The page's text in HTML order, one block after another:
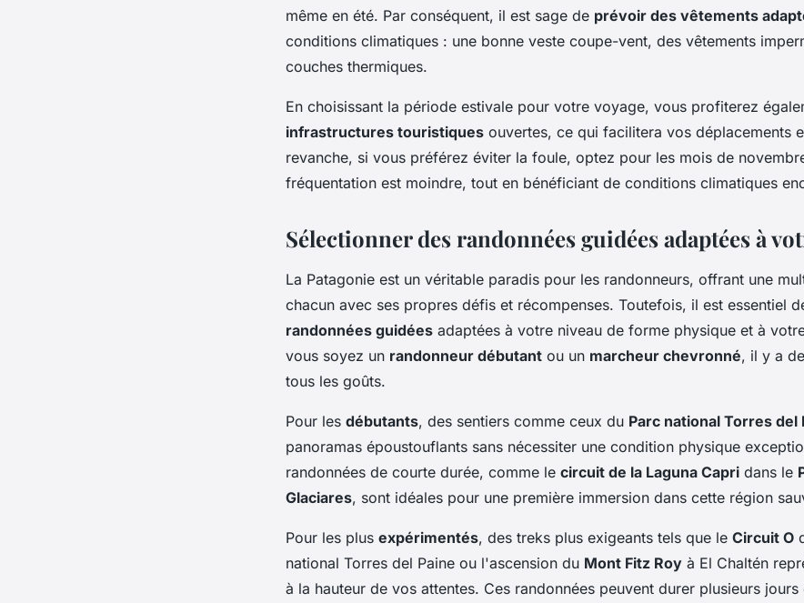
même en été. Par conséquent, il est sage de prévoir des vêtements
conditions climatiques : une bonne veste coupe-vent, des vêtements
couches thermiques.
En choisissant la période estivale pour votre voyage, vous profiterez
infrastructures touristiques ouvertes, ce qui facilitera vos déplacements
revanche, si vous préférez éviter la foule, optez pour les mois de
fréquentation est moindre, tout en bénéficiant de conditions climatiques
Sélectionner des randonnées guidées adaptées à
La Patagonie est un véritable paradis pour les randonneurs, offrant une
chacun avec ses propres défis et récompenses. Toutefois, il est essentiel
randonnées guidées adaptées à votre niveau de forme physique et à
vous soyez un randonneur débutant ou un marcheur chevronné, il y a
tous les goûts.
Pour les débutants, des sentiers comme ceux du Parc national Torres del
panoramas époustouflants sans nécessiter une condition physique
randonnées de courte durée, comme le circuit de la Laguna Capri dans le
Glaciares, sont idéales pour une première immersion dans cette région
Pour les plus expérimentés, des treks plus exigeants tels que le Circuit O
national Torres del Paine ou l'ascension du Mont Fitz Roy à El Chaltén
à la hauteur de vos attentes. Ces randonnées peuvent durer plusieurs